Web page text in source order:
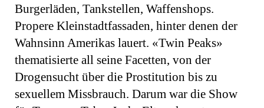
Burgerläden, Tankstellen, Waffenshops.
Propere Kleinstadtfassaden, hinter denen der
Wahnsinn Amerikas lauert. «Twin Peaks»
thematisierte all seine Facetten, von der
Drogensucht über die Prostitution bis zu
sexuellem Missbrauch. Darum war die Show